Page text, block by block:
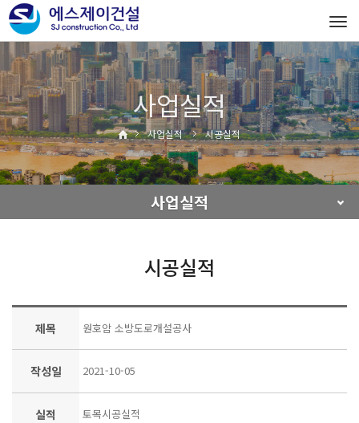
사업실적
사업실적 시공실적
사업실적
시공실적
제목 원호암 소방도로개설공사
작성일 2021-10-05
실적 토목시공실적